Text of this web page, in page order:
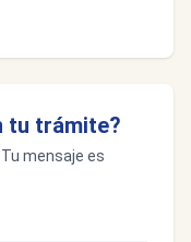
tu trámite?
mensaje es